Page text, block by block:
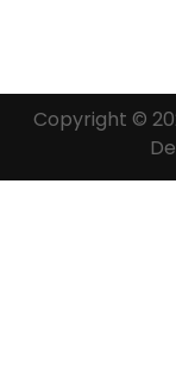
Copyright ©